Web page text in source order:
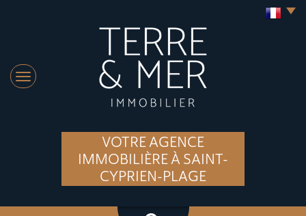
VOTRE AGENCE
IMMOBILIÈRE À SAINT-
CYPRIEN-PLAGE